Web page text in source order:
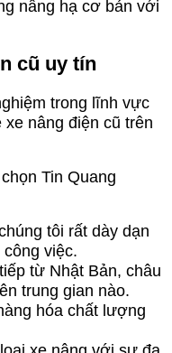
nâng hạ cơ bản với
cũ uy tín
trong lĩnh vực
nâng điện cũ trên
Tin Quang
tôi rất dày dạn
việc.
từ Nhật Bản, châu
trung gian nào.
hóa chất lượng